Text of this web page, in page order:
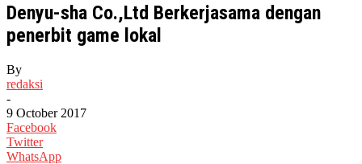
Denyu-sha Co.,Ltd Berkerjasama dengan
penerbit game lokal
By
redaksi
-
9 October 2017
Facebook
Twitter
WhatsApp